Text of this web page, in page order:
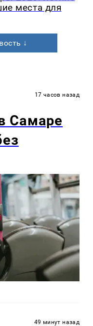
места для
↓
17 часов назад
Самаре
49 минут назад